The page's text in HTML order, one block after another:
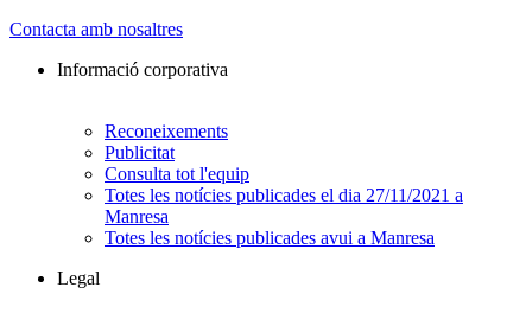
Contacta amb nosaltres
Informació corporativa
Reconeixements
Publicitat
Consulta tot l'equip
Totes les notícies publicades el dia 27/11/2021 a
Manresa
Totes les notícies publicades avui a Manresa
Legal